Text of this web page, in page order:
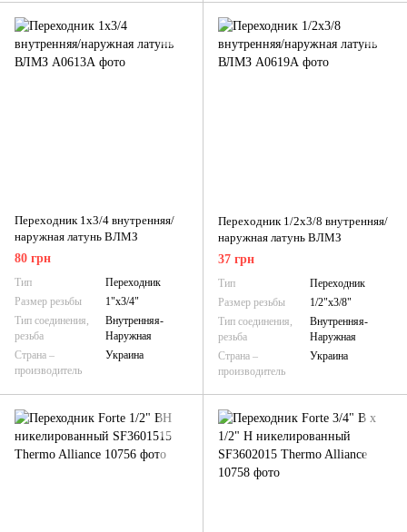
Переходник 1х3/4 внутренняя/
наружная латунь ВЛМЗ
80 грн
Тип
Переходник
Размер резьбы
1"х3/4"
Тип соединения,
резьба
Внутренняя-
Наружная
Страна –
производитель
Украина
Переходник 1/2х3/8 внутренняя/
наружная латунь ВЛМЗ
37 грн
Тип
Переходник
Размер резьбы
1/2"х3/8"
Тип соединения,
резьба
Внутренняя-
Наружная
Страна –
производитель
Украина